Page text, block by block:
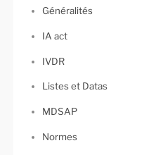
Généralités
IA act
IVDR
Listes et Datas
MDSAP
Normes